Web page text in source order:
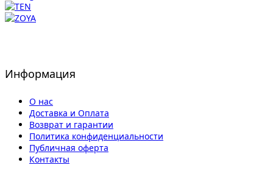
Информация
О нас
Доставка и Оплата
Возврат и гарантии
Политика конфиденциальности
Публичная оферта
Контакты